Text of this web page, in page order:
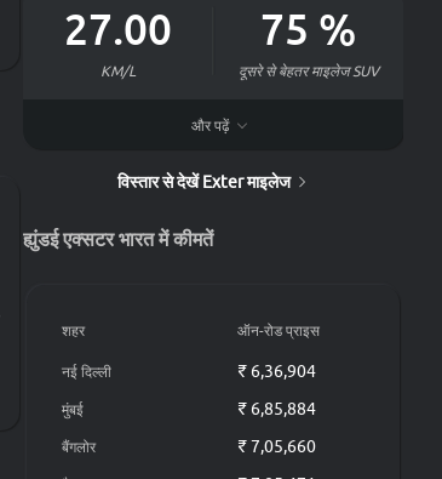
27.00
KM/L
75 %
दूसरे से बेहतर माइलेजSUV
37.0, 60.0 L फ्यूल टैंक कपैसिटी
ह्युंडई एक्सटर mileage is 19 to 27 KM/L as per
ARAI The AMT Petrol engine has a mileage of
19.4 KM/L. The Manual Petrol engine has a
ईंधन के प्रकार से माइलेज
फ्यूल टाइप ट्रांसमिशन
और पढ़ें
विस्तार से देखें Exter माइलेज
ह्युंडई एक्सटर भारत में कीमतें
शहर ऑन-रोड प्राइस
नई दिल्ली ₹ 6,36,904
मुंबई ₹ 6,85,884
बैंगलोर ₹ 7,05,660